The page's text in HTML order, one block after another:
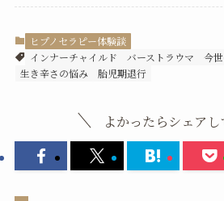
ヒプノセラピー体験談
インナーチャイルド
バーストラウマ
今
生き辛さの悩み
胎児期退行
よかったらシェアし